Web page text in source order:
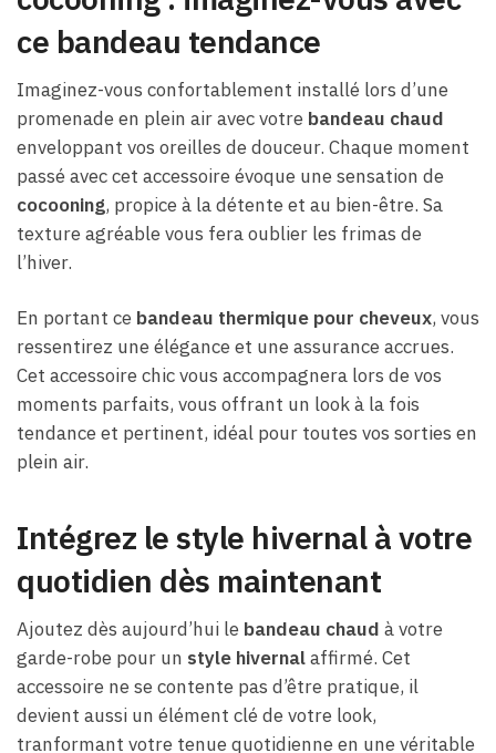
ce bandeau tendance
Imaginez-vous confortablement installé lors d’une
promenade en plein air avec votre bandeau chaud
enveloppant vos oreilles de douceur. Chaque moment
passé avec cet accessoire évoque une sensation de
cocooning, propice à la détente et au bien-être. Sa
texture agréable vous fera oublier les frimas de
l’hiver.
En portant ce bandeau thermique pour cheveux, vous
ressentirez une élégance et une assurance accrues.
Cet accessoire chic vous accompagnera lors de vos
moments parfaits, vous offrant un look à la fois
tendance et pertinent, idéal pour toutes vos sorties en
plein air.
Intégrez le style hivernal à votre
quotidien dès maintenant
Ajoutez dès aujourd’hui le bandeau chaud à votre
garde-robe pour un style hivernalaffirmé. Cet
accessoire ne se contente pas d’être pratique, il
devient aussi un élément clé de votre look,
tranformant votre tenue quotidienne en une véritable